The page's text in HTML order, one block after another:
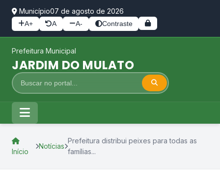
Município07 de agosto de 2026
A+ A A- Contraste
Prefeitura Municipal
JARDIM DO MULATO
Início
Notícias
Prefeitura distribui peixes para todas as
famílias...